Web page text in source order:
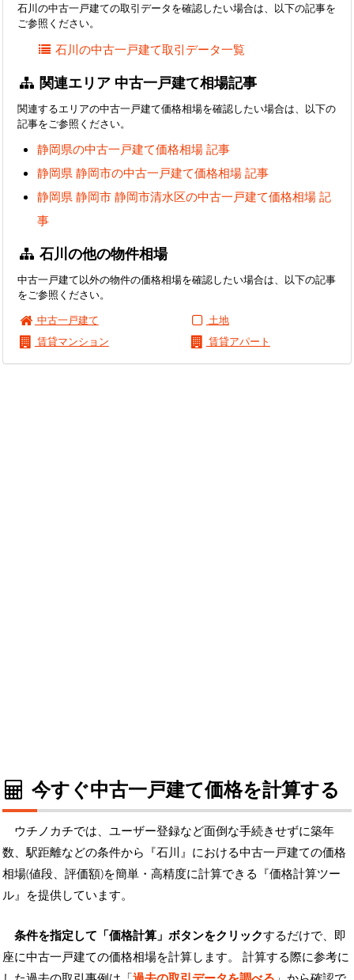
石川の中古一戸建ての取引データを確認したい場合は、以下の記事を
ご参照ください。
石川の中古一戸建て取引データ一覧
関連エリア 中古一戸建て相場記事
関連するエリアの中古一戸建て価格相場を確認したい場合は、以下の
記事をご参照ください。
静岡県の中古一戸建て価格相場 記事
静岡県 静岡市の中古一戸建て価格相場 記事
静岡県 静岡市 静岡市清水区の中古一戸建て価格相場 記
事
石川の他の物件相場
中古一戸建て以外の物件の価格相場を確認したい場合は、以下の記事
をご参照ください。
中古一戸建て
土地
賃貸マンション
賃貸アパート
今すぐ中古一戸建て価格を計算する
ウチノカチでは、ユーザー登録など面倒な手続きせずに築年
数、駅距離などの条件から『石川』における中古一戸建ての価格
相場(値段、評価額)を簡単・高精度に計算できる『価格計算ツー
ル』を提供しています。
条件を指定して「価格計算」ボタンをクリックするだけで、即
座に中古一戸建ての価格相場を計算します。 計算する際に参考に